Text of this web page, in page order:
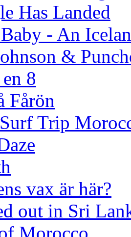
Has Landed
- An
&
8
Fårön
Trip
vax är här?
out in Sri
Morocco